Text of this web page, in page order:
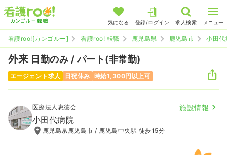
気になる 登録/ログイン 求人検索 メニュー
看護roo![カンゴルー] 看護roo! 転職 鹿児島県 鹿児島市 小田代
外来 日勤のみ / パート(非常勤)
エージェント求人 日祝休み 時給1,300円以上可
医療法人恵徳会 施設情報
小田代病院
鹿児島県鹿児島市 / 鹿児島中央駅 徒歩15分